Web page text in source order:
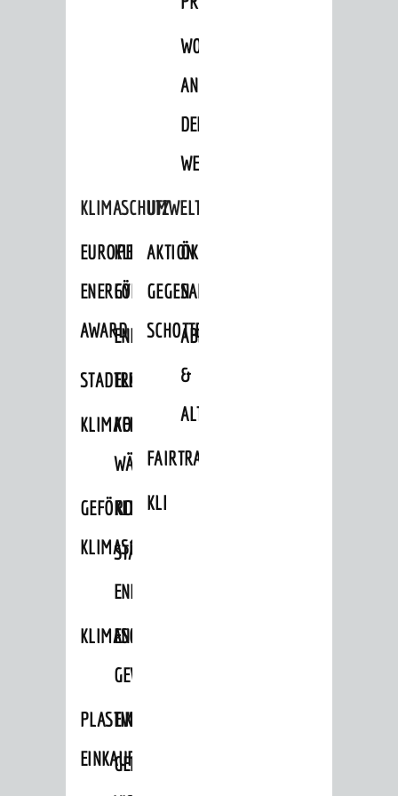
WOHNBEBAUUNG
AN
DER
WEINBERGSTRASSE
KLIMASCHUTZ
EUROPEAN
ENERGY
AWARD
KLIMASCHUTZ-
FÖRDERPROGRAMME
ENERGIEBERATUNG
STADTRADELN
ELEKTROMOBILITÄTSBERATUNG
KLIMAFITKOMMUNALE
WÄRMEPLANUNG
GEFÖRDERTE
KLIMASCHUTZMASSNAHMEN
KLIMASCHUTZKONZEPT
STÄDTISCHES
ENERGIEMANAGEMENT
KLIMASCHUTZKOMMISSION
ENERGIEKARAWANE
GEWERBE
PLASTIKTÜTENFREIE
EINKAUFSSTADT
EVENTS
GEMEINSAME
UMWELTSCHUTZ
AKTION
GEGEN
SCHOTTERGÄRTEN
ÖKOLOGISCHE
SANIERUNG/WAIDSEE
ABFALL
&
ALTLASTEN
FAIRTRADE
KLEIDERTAUSCHBÖRSE